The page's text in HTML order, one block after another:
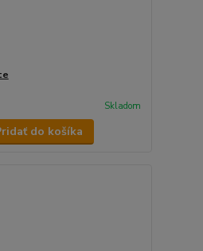
Skladom
do košíka